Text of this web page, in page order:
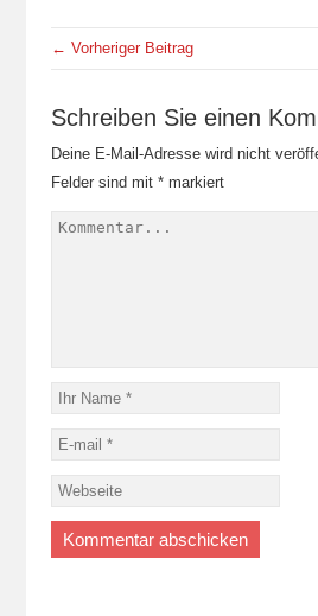
← Vorheriger Beitrag
Schreiben Sie einen
Deine E-Mail-Adresse wird nicht
Felder sind mit *markiert